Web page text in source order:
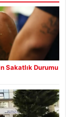
Sakatlık Durumu